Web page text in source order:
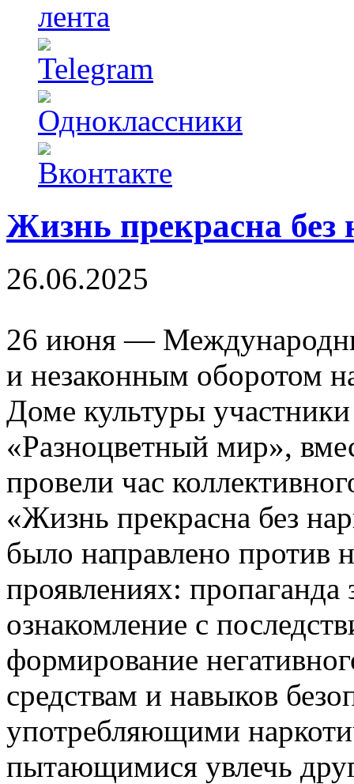
Жизнь прекрасна без
26.06.2025
26 июня —
и незаконным оборотом
Доме культуры
«Разноцветный мир»,
провели час
«Жизнь прекрасна без
было направлено против
проявлениях: пропаганда
ознакомление с
формирование
средствам и навыков
употребляющими
пытающимися увлечь